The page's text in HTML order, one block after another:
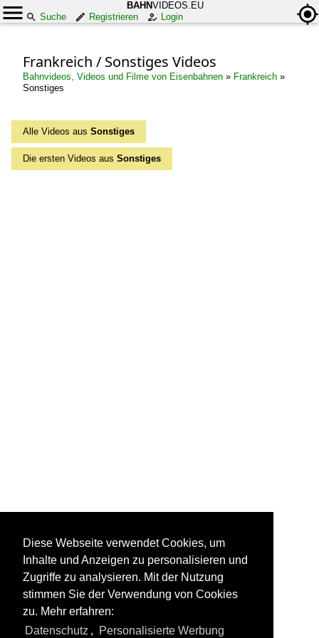
BAHNVIDEOS.EU
Suche
Registrieren Login
Frankreich / Sonstiges Videos
Bahnvideos, Videos und Filme von Eisenbahnen » Frankreich »
Sonstiges
Alle Videos aus Sonstiges
Die ersten Videos aus Sonstiges
Alle Videos aus Sonstiges
Diese Webseite verwendet Cookies, um
Inhalte und Anzeigen zu personalisieren und
Zugriffe zu analysieren. Mit der Nutzung
stimmen Sie der Verwendung von Cookies
zu. Mehr erfahren:
Datenschutz , Personalisierte Werbung